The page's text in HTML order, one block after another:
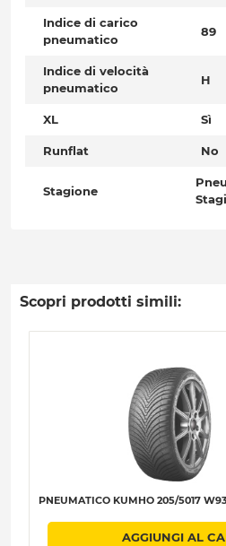
Indice di carico
pneumatico
89
Indice di velocità
pneumatico
H
XL Sì
Runflat No
Stagione
Scopri prodotti simili:
PNEUMATICO KUMHO 205/5017
AGGIUNGI AL